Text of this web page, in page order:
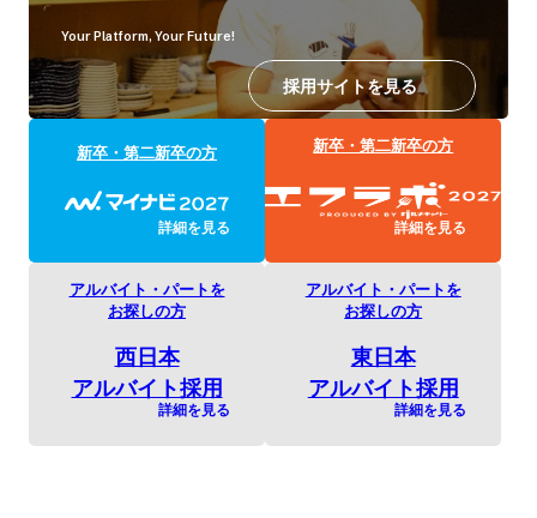
Your Platform, Your Future!
採用サイトを見る
新卒・第二新卒の方
詳細を見る
新卒・第二新卒の方
詳細を見る
アルバイト・パートを
お探しの方
西日本
アルバイト採用
詳細を見る
アルバイト・パートを
お探しの方
東日本
アルバイト採用
詳細を見る